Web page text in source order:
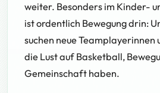
weiter. Besonders im Kinder-
ist ordentlich Bewegung drin:
suchen neue Teamplayerinnen
die Lust auf Basketball,
Gemeinschaft haben.